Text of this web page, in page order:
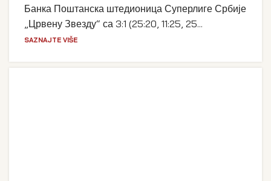
Банка Поштанска штедионица Суперлиге Србије
„Црвену Звезду“ са 3:1 (25:20, 11:25, 25...
SAZNAJTE VIŠE